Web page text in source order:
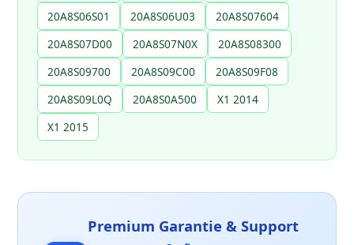
20A8S06S01
20A8S06U03
20A8S07604
20A8S07D00
20A8S07N0X
20A8S08300
20A8S09700
20A8S09C00
20A8S09F08
20A8S09L0Q
20A8S0A500
X1 2014
X1 2015
Premium Garantie & Support